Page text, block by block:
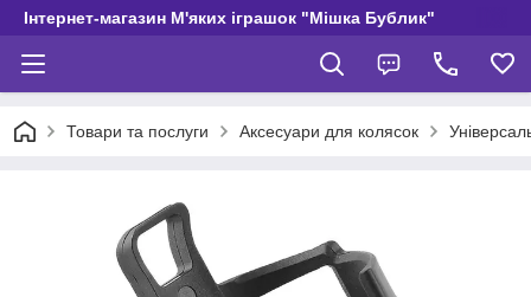
Інтернет-магазин М'яких іграшок "Мішка Бублик"
Товари та послуги Аксесуари для колясок